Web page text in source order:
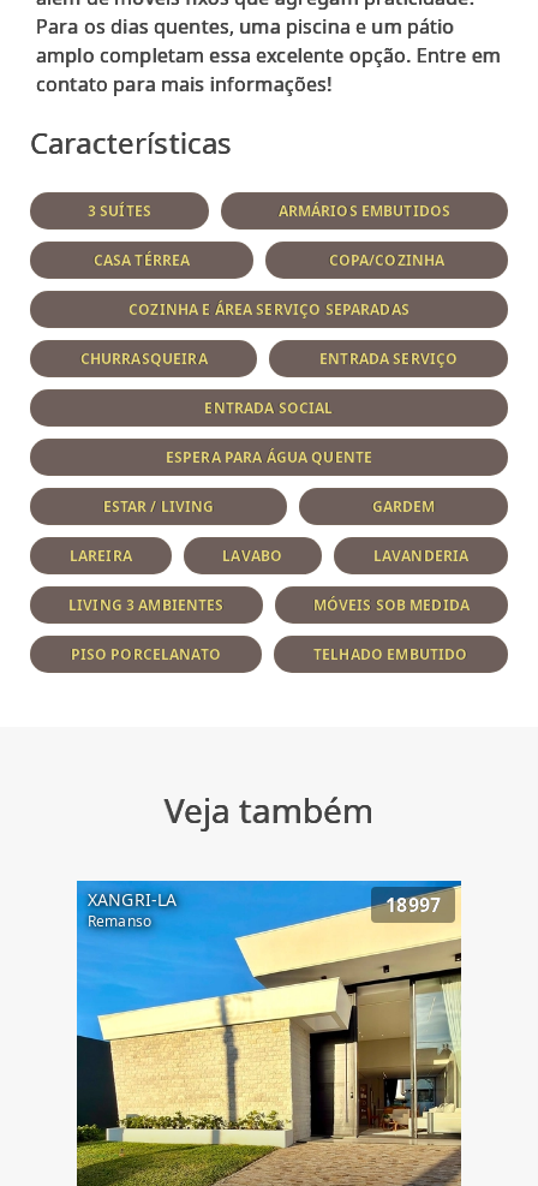
Para os dias quentes, uma piscina e um pátio
amplo completam essa excelente opção. Entre em
Características
3 SUÍTES ARMÁRIOS EMBUTIDOS
CASA TÉRREA COPA/COZINHA
COZINHA E ÁREA SERVIÇO SEPARADAS
CHURRASQUEIRA ENTRADA SERVIÇO
ENTRADA SOCIAL
ESPERA PARA ÁGUA QUENTE
ESTAR / LIVING GARDEM
LAREIRA LAVABO LAVANDERIA
LIVING 3 AMBIENTES MÓVEIS SOB MEDIDA
PISO PORCELANATO TELHADO EMBUTIDO
Veja também
XANGRI-LA
Remanso
18997